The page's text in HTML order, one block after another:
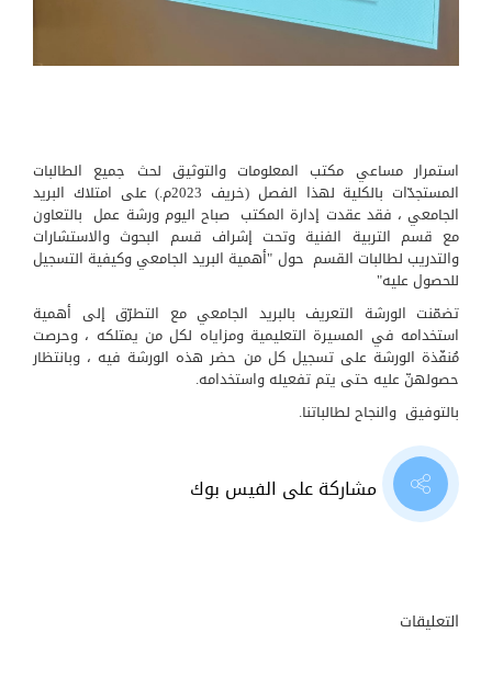
استمرار مساعي مكتب المعلومات والتوثيق لحث جميع الطالبات
المستجدّات بالكلية لهذا الفصل (خريف 2023م.) على امتلاك البريد
الجامعي ، فقد عقدت إدارة المكتب صباح اليوم ورشة عمل بالتعاون
مع قسم التربية الفنية وتحت إشراف قسم البحوث والاستشارات
والتدريب لطالبات القسم حول "أهمية البريد الجامعي وكيفية التسجيل
للحصول عليه"
تضمّنت الورشة التعريف بالبريد الجامعي مع التطرّق إلى أهمية
استخدامه في المسيرة التعليمية ومزاياه لكل من يمتلكه ، وحرصت
مُنفّذة الورشة على تسجيل كل من حضر هذه الورشة فيه ، وبانتظار
حصولهنّ عليه حتى يتم تفعيله واستخدامه.
بالتوفيق والنجاح لطالباتنا.
مشاركة على الفيس بوك
التعليقات